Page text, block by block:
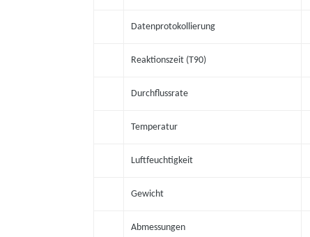
Datenprotokollierung
Reaktionszeit (T90)
Durchflussrate
Temperatur
Luftfeuchtigkeit
Gewicht
Abmessungen